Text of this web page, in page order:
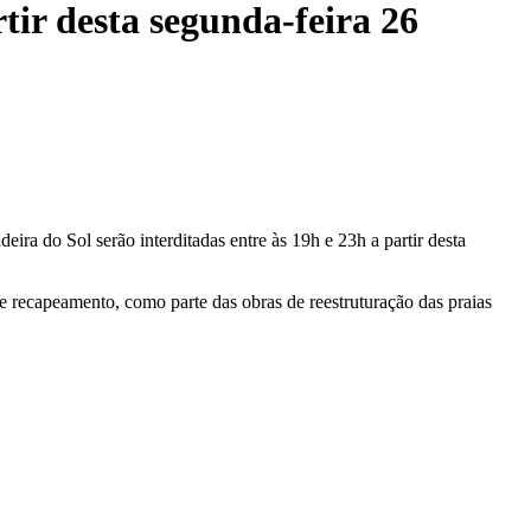
desta segunda-feira 26
do Sol serão interditadas entre às 19h e 23h a partir desta
como parte das obras de reestruturação das praias